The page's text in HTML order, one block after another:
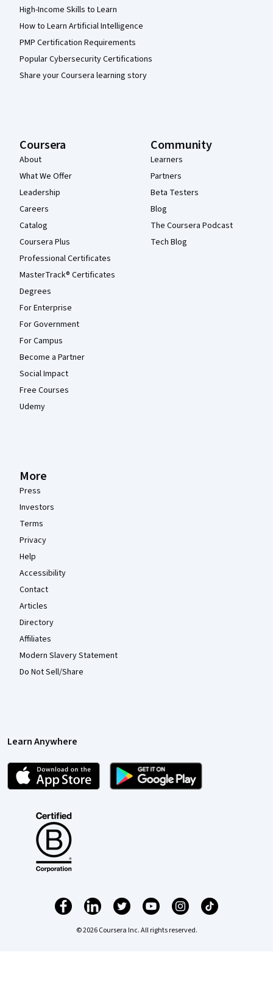
High-Income Skills to Learn
How to Learn Artificial Intelligence
PMP Certification Requirements
Popular Cybersecurity Certifications
Share your Coursera learning story
Coursera
About
What We Offer
Leadership
Careers
Catalog
Coursera Plus
Professional Certificates
MasterTrack® Certificates
Degrees
For Enterprise
For Government
For Campus
Become a Partner
Social Impact
Free Courses
Udemy
Community
Learners
Partners
Beta Testers
Blog
The Coursera Podcast
Tech Blog
More
Press
Investors
Terms
Privacy
Help
Accessibility
Contact
Articles
Directory
Affiliates
Modern Slavery Statement
Do Not Sell/Share
Learn Anywhere
© 2026 Coursera Inc. All rights reserved.